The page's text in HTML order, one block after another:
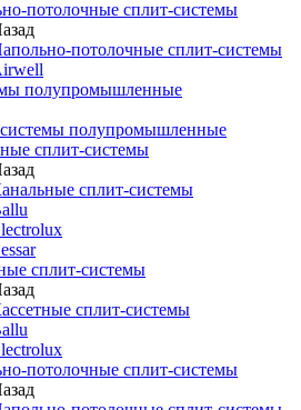
потолочные сплит-системы
потолочные сплит-системы
полупромышленные
полупромышленные
сплит-системы
сплит-системы
сплит-системы
сплит-системы
потолочные сплит-системы